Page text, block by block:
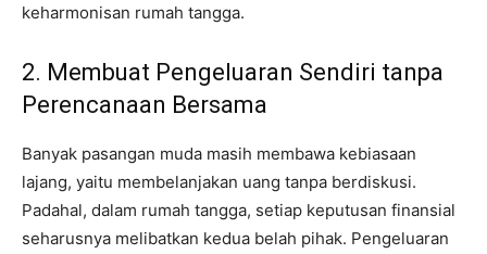
keharmonisan rumah tangga.
2. Membuat Pengeluaran Sendiri tanpa
Perencanaan Bersama
Banyak pasangan muda masih membawa kebiasaan
lajang, yaitu membelanjakan uang tanpa berdiskusi.
Padahal, dalam rumah tangga, setiap keputusan finansial
seharusnya melibatkan kedua belah pihak. Pengeluaran